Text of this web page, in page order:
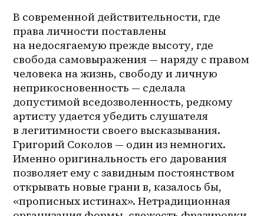
В современной действительности, где
права личности поставлены
на недосягаемую прежде высоту, где
свобода самовыражения — наряду с правом
человека на жизнь, свободу и личную
неприкосновенность — сделала
допустимой вседозволенность, редкому
артисту удается убедить слушателя
в легитимности своего высказывания.
Григорий Соколов — один из немногих.
Именно оригинальность его дарования
позволяет ему с завидным постоянством
открывать новые грани в, казалось бы,
«прописных истинах». Нетрадиционная